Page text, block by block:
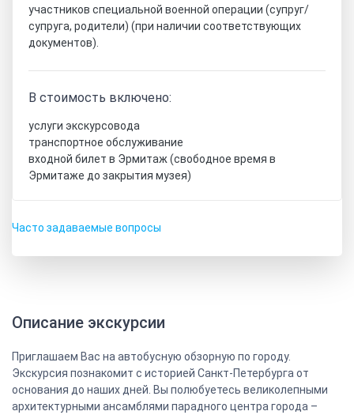
участников специальной военной операции (супруг/
супруга, родители) (при наличии соответствующих
документов).
В стоимость включено:
услуги экскурсовода
транспортное обслуживание
входной билет в Эрмитаж (свободное время в
Эрмитаже до закрытия музея)
Часто задаваемые вопросы
Описание экскурсии
Приглашаем Вас на автобусную обзорную по городу.
Экскурсия познакомит с историей Санкт-Петербурга от
основания до наших дней. Вы полюбуетесь великолепными
архитектурными ансамблями парадного центра города –